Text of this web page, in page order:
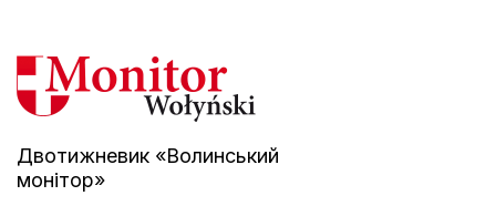
Двотижневик «Волинський
монітор»